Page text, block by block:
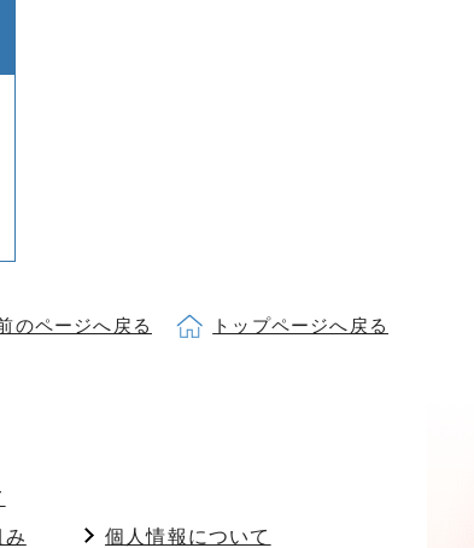
のページへ戻る トップページへ戻る
み
個人情報について